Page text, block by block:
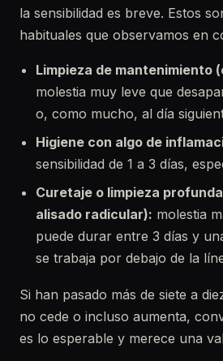
la sensibilidad es breve. Estos
habituales que observamos en
Limpieza de mantenimiento
molestia muy leve que
o, como mucho, al día
Higiene con algo de
sensibilidad de 1 a 3 días,
Curetaje o limpieza
alisado radicular): molestia
puede durar entre 3 días y
se trabaja por debajo de la
Si han pasado más de siete a
no cede o incluso aumenta,
es lo esperable y merece una